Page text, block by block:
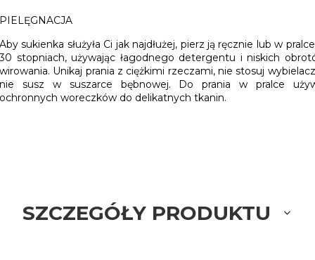
PIELĘGNACJA
Aby sukienka służyła Ci jak najdłużej, pierz ją ręcznie lub w
30 stopniach,używając łagodnego detergentu i niskich
wirowania. Unikaj prania z ciężkimi rzeczami, nie stosuj
nie susz w suszarce bębnowej. Do prania w pralce
ochronnych woreczków do delikatnych tkanin.
SZCZEGÓŁY PRODUKTU